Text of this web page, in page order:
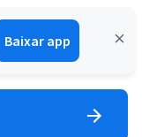
Baixar app
Entrar